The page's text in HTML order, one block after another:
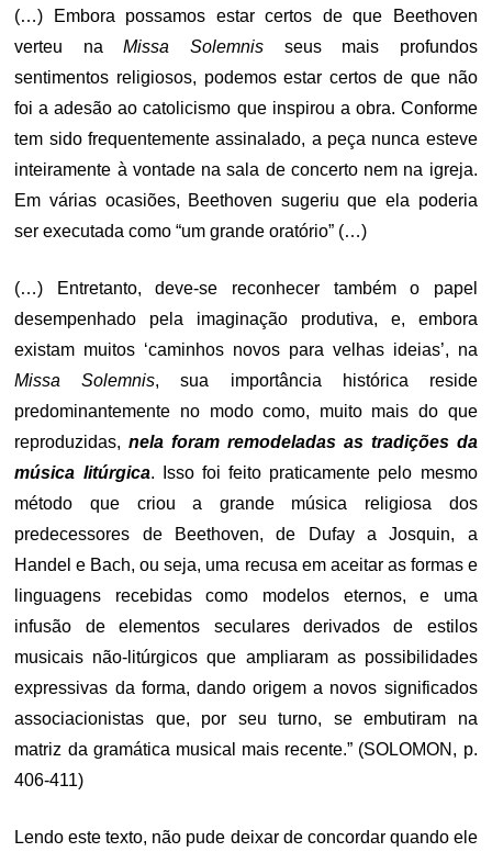
(…) Embora possamos estar certos de que Beethoven
verteu naMissa Solemnis seus mais profundos
sentimentos religiosos, podemos estar certos de que não
foi a adesão ao catolicismo que inspirou a obra. Conforme
tem sido frequentemente assinalado, a peça nunca esteve
inteiramente à vontade na sala de concerto nem na igreja.
Em várias ocasiões, Beethoven sugeriu que ela poderia
ser executada como “um grande oratório” (…)
(…) Entretanto, deve-se reconhecer também o papel
desempenhado pela imaginação produtiva, e, embora
existam muitos ‘caminhos novos para velhas ideias’, na
Missa Solemnis, sua importância histórica reside
predominantemente no modo como, muito mais do que
reproduzidas,nela foram remodeladas as tradições da
música litúrgica. Isso foi feito praticamente pelo mesmo
método que criou a grande música religiosa dos
predecessores de Beethoven, de Dufay a Josquin, a
Handel e Bach, ou seja, uma recusa em aceitar as formas e
linguagens recebidas como modelos eternos, e uma
infusão de elementos seculares derivados de estilos
musicais não-litúrgicos que ampliaram as possibilidades
expressivas da forma, dando origem a novos significados
associacionistas que, por seu turno, se embutiram na
matriz da gramática musical mais recente.” (SOLOMON, p.
406-411)
Lendo este texto, não pude deixar de concordar quando ele